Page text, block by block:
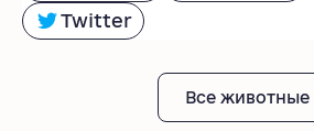
Twitter
Все животные